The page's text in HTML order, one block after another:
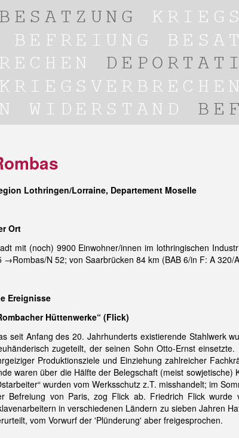
Lothringen/Lorraine, Departement Moselle
Ort
mit (noch) 9900 Einwohner/innen im lothringischen
→Rombas/N 52; von Saarbrücken 84 km (BAB 6/in F: A
Ereignisse
Hüttenwerke“ (Flick)
seit Anfang des 20. Jahrhunderts existierende Stahlwerk
zugeteilt, der seinen Sohn Otto-Ernst
Produktionsziele und Einziehung zahlreicher
waren über die Hälfte der Belegschaft (meist
wurden vom Werksschutz z.T. misshandelt; im
Befreiung von Paris, zog Flick ab. Friedrich Flick wurde
in verschiedenen Ländern zu sieben Jahren
vom Vorwurf der 'Plünderung' aber freigesprochen.